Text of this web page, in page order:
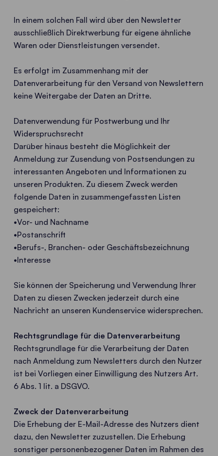
In einem solchen Fall wird über den Newsletter
ausschließlich Direktwerbung für eigene ähnliche
Waren oder Dienstleistungen versendet.
Es erfolgt im Zusammenhang mit der
Datenverarbeitung für den Versand von Newslettern
keine Weitergabe der Daten an Dritte.
Datenverwendung für Postwerbung und Ihr
Widerspruchsrecht
Darüber hinaus besteht die Möglichkeit der
Anmeldung zur Zusendung von Postsendungen zu
interessanten Angeboten und Informationen zu
unseren Produkten. Zu diesem Zweck werden
folgende Daten in zusammengefassten Listen
gespeichert:
•Vor- und Nachname
•Postanschrift
•Berufs-, Branchen- oder Geschäftsbezeichnung
•Interesse
Sie können der Speicherung und Verwendung Ihrer
Daten zu diesen Zwecken jederzeit durch eine
Nachricht an unseren Kundenservice widersprechen.
Rechtsgrundlage für die Datenverarbeitung
Rechtsgrundlage für die Verarbeitung der Daten
nach Anmeldung zum Newsletters durch den Nutzer
ist bei Vorliegen einer Einwilligung des Nutzers Art.
6 Abs. 1 lit. a DSGVO.
Zweck der Datenverarbeitung
Die Erhebung der E-Mail-Adresse des Nutzers dient
dazu, den Newsletter zuzustellen. Die Erhebung
sonstiger personenbezogener Daten im Rahmen des